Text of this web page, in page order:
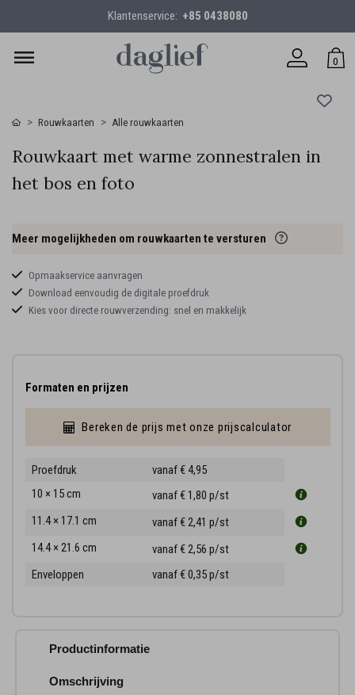
Klantenservice: +85 0438080
0
Rouwkaarten Alle rouwkaarten
Rouwkaart met warme zonnestralen in
het bos en foto
Meer mogelijkheden om rouwkaarten te versturen
Opmaakservice aanvragen
Download eenvoudig de digitale proefdruk
Kies voor directe rouwverzending: snel en makkelijk
Formaten en prijzen
Bereken de prijs met onze prijscalculator
Proefdruk
vanaf € 4,95
10 × 15 cm
vanaf € 1,80 p/st
11.4 × 17.1 cm
vanaf € 2,41 p/st
14.4 × 21.6 cm
vanaf € 2,56 p/st
Enveloppen
vanaf € 0,35p/st
Productinformatie
Omschrijving